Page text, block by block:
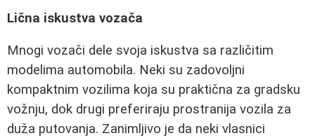
Lična iskustva vozača
Mnogi vozači dele svoja iskustva sa različitim
modelima automobila. Neki su zadovoljni
kompaktnim vozilima koja su praktična za gradsku
vožnju, dok drugi preferiraju prostranija vozila za
duža putovanja. Zanimljivo je da neki vlasnici